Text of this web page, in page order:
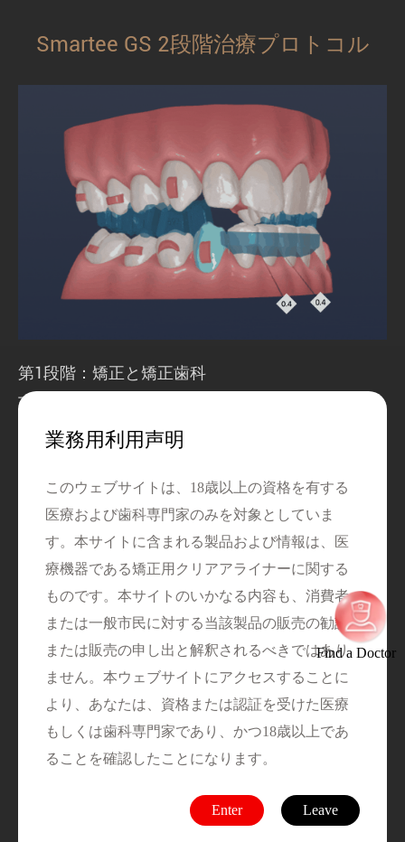
Smartee GS 2段階治療プロトコル
第1段階：矯正と矯正歯科
下顎再建と個々の歯の移動を同時に行います。
第2段階：矯正歯科
Find a Doctor
業務用利用声明
このウェブサイトは、18歳以上の資格を有する
医療および歯科専門家のみを対象としていま
す。本サイトに含まれる製品および情報は、医
療機器である矯正用クリアアライナーに関する
ものです。本サイトのいかなる内容も、消費者
または一般市民に対する当該製品の販売の勧誘
または販売の申し出と解釈されるべきではあり
ません。本ウェブサイトにアクセスすることに
より、あなたは、資格または認証を受けた医療
もしくは歯科専門家であり、かつ18歳以上であ
ることを確認したことになります。
Enter Leave